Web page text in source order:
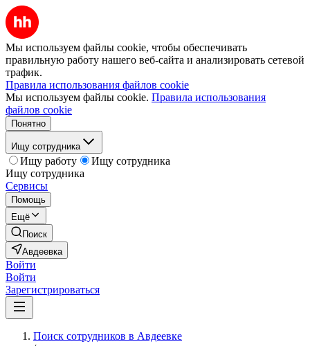
Мы используем файлы cookie, чтобы обеспечивать
правильную работу нашего веб-сайта и анализировать сетевой
трафик.
Правила использования файлов cookie
Мы используем файлы cookie. Правила использования
файлов cookie
Понятно
Ищу сотрудника
Ищу работу
Ищу сотрудника
Ищу сотрудника
Сервисы
Помощь
Ещё
Поиск
Авдеевка
Войти
Войти
Зарегистрироваться
Поиск сотрудников в Авдеевке